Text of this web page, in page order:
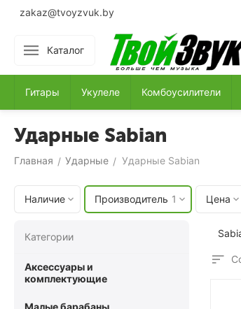
zakaz@tvoyzvuk.by
Каталог
Гитары Укулеле Комбоусилители
Ударные Sabian
Главная / Ударные / Ударные Sabian
Наличие Производитель 1 Цена
Категории
Аксессуары и
комплектующие
Малые барабаны